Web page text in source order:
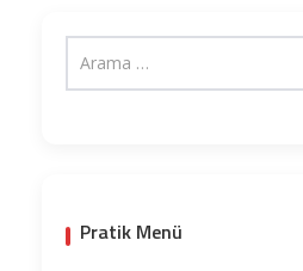
Pratik Menü